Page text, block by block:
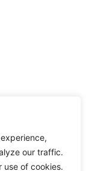
our traffic.
use of cookies.